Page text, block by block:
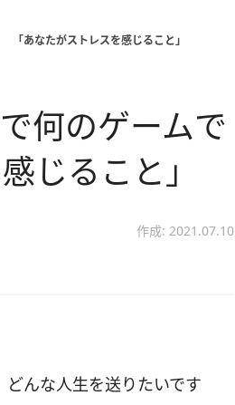
「あなたがストレスを感じること」
何のゲームで
じること」
作成: 2021.07.10
んな人生を送りたいです